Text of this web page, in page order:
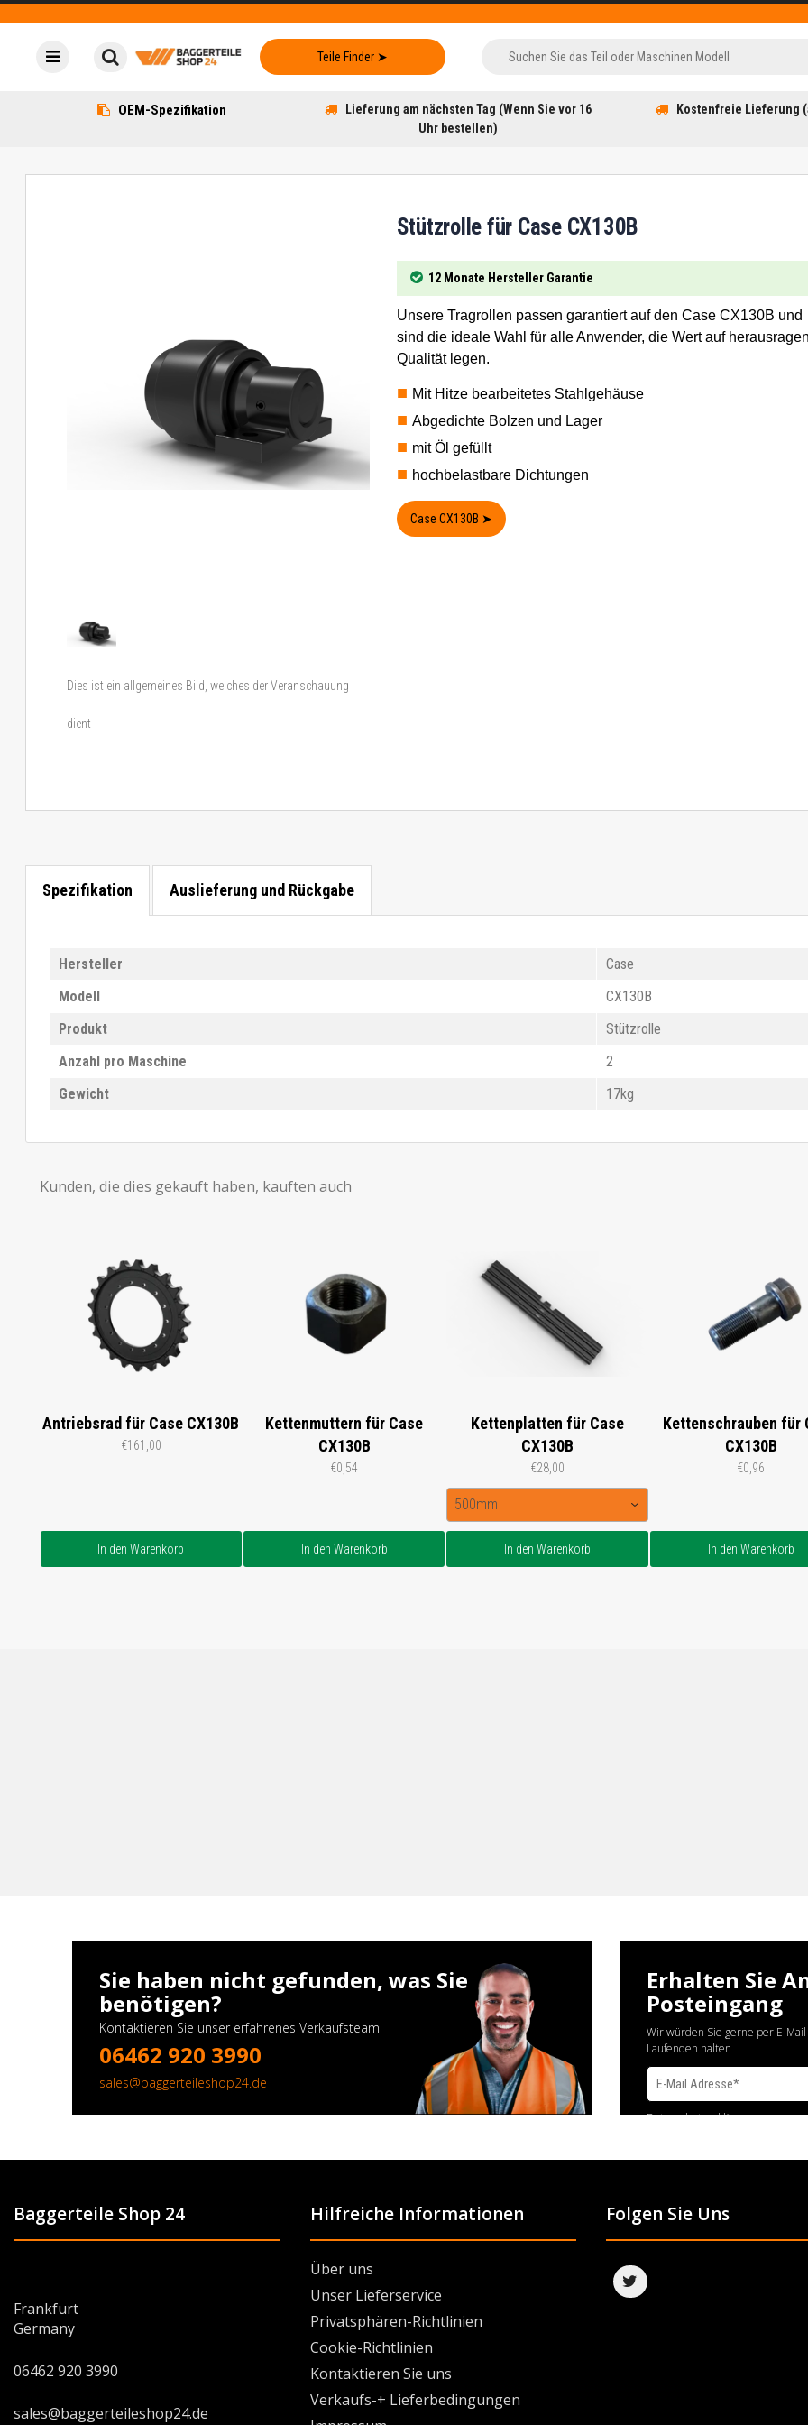
OEM-Spezifikation
Lieferung am nächsten Tag (Wenn Sie vor 16
Uhr bestellen)
Kostenfreie Lieferung
Dies ist ein allgemeines Bild, welches der Veranschauung
dient
Stützrolle für Case CX130B
12 Monate Hersteller Garantie
Unsere Tragrollen passen garantiert auf den Case CX130B und
sind die ideale Wahl für alle Anwender, die Wert auf
Qualität legen.
Mit Hitze bearbeitetes Stahlgehäuse
Abgedichte Bolzen und Lager
mit Öl gefüllt
hochbelastbare Dichtungen
Case CX130B ➤
Spezifikation Auslieferung und Rückgabe
Hersteller
Case
Modell
CX130B
Produkt
Stützrolle
Anzahl pro Maschine
2
Gewicht
17kg
Kunden, die dies gekauft haben, kauften auch
Antriebsrad für Case CX130B
€161,00
In den Warenkorb
Kettenmuttern für Case
CX130B
€0,54
In den Warenkorb
Kettenplatten für Case
CX130B
€28,00
500mm
In den Warenkorb
Kettenschrauben für
CX130B
€0,96
In den Warenkorb
Sie haben nicht gefunden, was Sie
benötigen?
Kontaktieren Sie unser erfahrenes Verkaufsteam
06462 920 3990
sales@baggerteileshop24.de
Erhalten Sie
Posteingang
Wir würden Sie gerne per E-
Laufenden halten
Datenschutzerklärung
Baggerteile Shop 24
Frankfurt
Germany
06462 920 3990
sales@baggerteileshop24.de
Hilfreiche Informationen
Über uns
Unser Lieferservice
Privatsphären-Richtlinien
Cookie-Richtlinien
Kontaktieren Sie uns
Verkaufs-+ Lieferbedingungen
Folgen Sie Uns